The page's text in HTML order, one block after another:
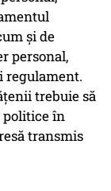
și de
personal,
regulament.
trebuie să
politice în
transmis